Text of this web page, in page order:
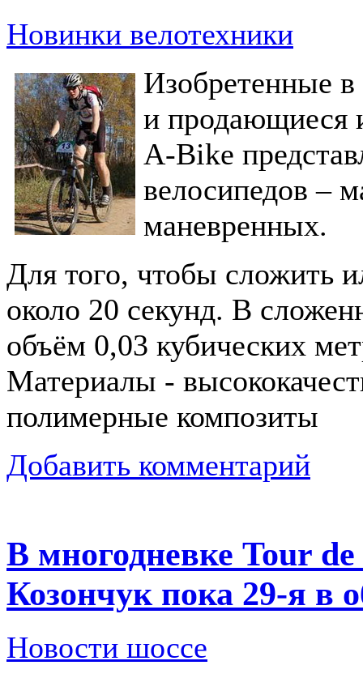
Новинки велотехники
Изобретенные
и продающиеся
A-Bike
велосипедов –
маневренных.
Для того, чтобы сложить
около 20 секунд. В
объём 0,03 кубических
Материалы -
полимерные композиты
Добавить комментарий
В многодневке Tour
Козончук пока 29-я в
Новости шоссе